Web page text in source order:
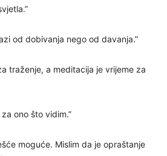
od dobivanja nego od davanja.”
traženje, a meditacija je vrijeme za
ono što vidim.”
moguće. Mislim da je opraštanje